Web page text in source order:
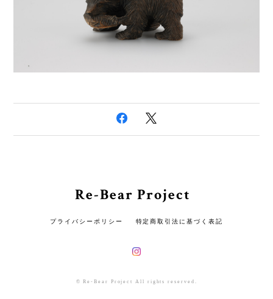
Re-Bear Project
プライバシーポリシー 特定商取引法に基づく表記
© Re-Bear Project All rights reserved.